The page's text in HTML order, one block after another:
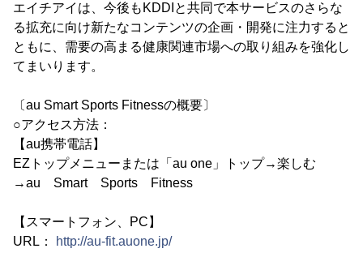
エイチアイは、今後もKDDIと共同で本サービスのさらな
る拡充に向け新たなコンテンツの企画・開発に注力すると
ともに、需要の高まる健康関連市場への取り組みを強化し
てまいります。
〔au Smart Sports Fitnessの概要〕
○アクセス方法：
【au携帯電話】
EZトップメニューまたは「au one」トップ→楽しむ
→au Smart Sports Fitness
【スマートフォン、PC】
URL：
http://au-fit.auone.jp/